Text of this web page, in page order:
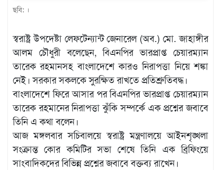
খেলাধুলা
বিনোদন
এক্সক্লুসিভ
শিক্ষাঙ্গন
অর্থনীতি
মতামত
অন্যান্য
লাইফস্টাইল
ছবি: ।
স্বরাষ্ট্র উপদেষ্টা লেফটেন্যান্ট জেনারেল (অব.) মো. জাহাঙ্গীর
আলম চৌধুরী বলেছেন, বিএনপির ভারপ্রাপ্ত চেয়ারম্যান
তারেক রহমানসহ বাংলাদেশে কারও নিরাপত্তা নিয়ে শঙ্কা
নেই। সরকার সকলকে সুরক্ষিত রাখতে প্রতিশ্রুতিবদ্ধ।
বাংলাদেশে ফিরে আসার পর বিএনপির ভারপ্রাপ্ত চেয়ারম্যান
তারেক রহমানের নিরাপত্তা ঝুঁকি সম্পর্কে এক প্রশ্নের জবাবে
তিনি এ কথা বলেন।
আজ মঙ্গলবার সচিবালয়ে স্বরাষ্ট্র মন্ত্রণালয়ে আইনশৃঙ্খলা
সংক্রান্ত কোর কমিটির সভা শেষে তিনি এক ব্রিফিংয়ে
সাংবাদিকদের বিভিন্ন প্রশ্নের জবাবে বক্তব্য রাখেন।